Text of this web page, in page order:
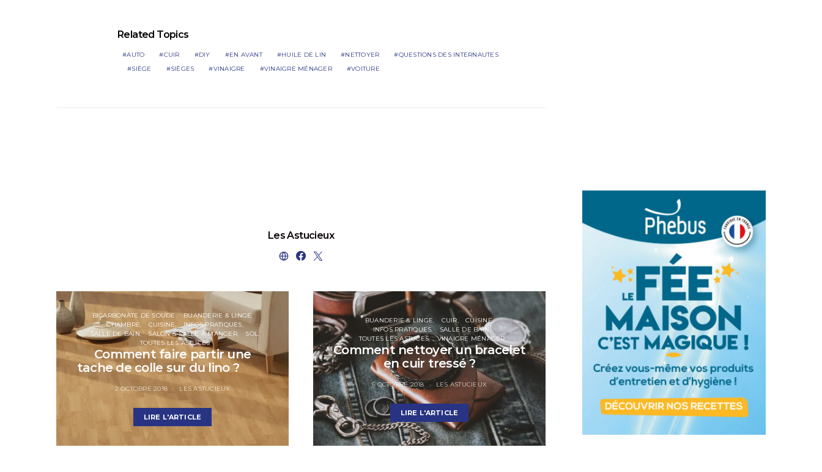
Related Topics
AUTO CUIR DIY EN AVANT HUILE DE LIN NETTOYER
QUESTIONS DES INTERNAUTES
SIÈGE
SIÈGES VINAIGRE VINAIGRE MÉNAGER VOITURE
Les Astucieux
BICARBONATE DE SOUDE
BUANDERIE & LINGE
CHAMBRE
CUISINE
INFOS PRATIQUES
SALLE DE BAIN
SALON & SALLE À MANGER
SOL
TOUTES LES ASTUCES
Comment faire partir une
tache de colle sur du lino ?
2 OCTOBRE 2018 LES ASTUCIEUX
LIRE L'ARTICLE
BUANDERIE & LINGE CUIR
CUISINE
INFOS PRATIQUES
SALLE DE BAIN
TOUTES LES ASTUCES
VINAIGRE MÉNAGER
Comment nettoyer un bracelet
en cuir tressé ?
5 OCTOBRE 2018 LES ASTUCIEUX
LIRE L'ARTICLE